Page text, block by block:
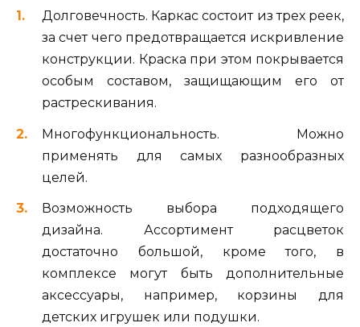
Долговечность. Каркас состоит из трех реек,
за счет чего предотвращается искривление
конструкции. Краска при этом покрывается
особым составом, защищающим его от
растрескивания.
Многофункциональность. Можно
применять для самых разнообразных
целей.
Возможность выбора подходящего
дизайна. Ассортимент расцветок
достаточно большой, кроме того, в
комплексе могут быть дополнительные
аксессуары, например, корзины для
детских игрушек или подушки.